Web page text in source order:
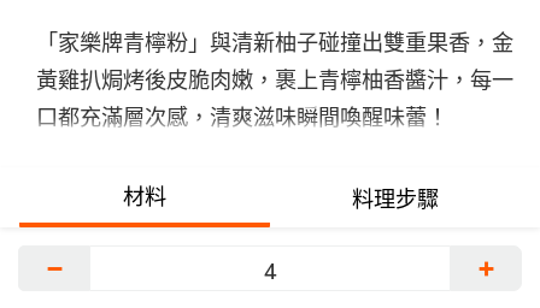
平
均
评
5.0，
共
「家樂牌青檸粉」與清新柚子碰撞出雙重果香，金
黃雞扒焗烤後皮脆肉嫩，裹上青檸柚香醬汁，每一
口都充滿層次感，清爽滋味瞬間喚醒味蕾！
材料 料理步驟
− +